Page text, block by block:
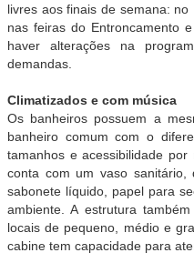
livres aos finais de semana:
nas feiras do Entroncamento
haver alterações na
demandas.
Climatizados e com música
Os banheiros possuem a
banheiro comum com o
tamanhos e acessibilidade
conta com um vaso sanitário,
sabonete líquido, papel para
ambiente. A estrutura
locais de pequeno, médio e
cabine tem capacidade para